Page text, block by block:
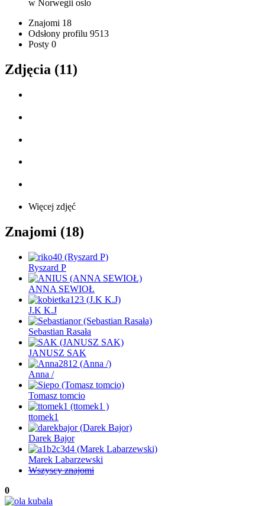
w Norwegii oslo
Znajomi 18
Odsłony profilu 9513
Posty 0
Zdjęcia (11)
Więcej zdjęć
Znajomi (18)
Ryszard P
ANNA SEWIOŁ
J.K K.J
Sebastian Rasała
JANUSZ SAK
Anna /
Tomasz tomcio
ttomek1
Darek Bajor
Marek Labarzewski
Wszyscy znajomi
0